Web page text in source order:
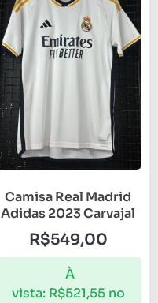
Camisa Real Madrid
Adidas 2023 Carvajal
R$549,00
À
vista: R$521,55 no